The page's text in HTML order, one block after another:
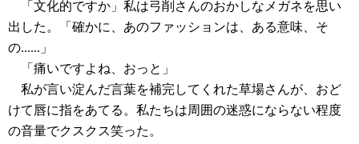
「文化的ですか」私は弓削さんのおかしなメガネを思い
出した。「確かに、あのファッションは、ある意味、そ
の......」
「痛いですよね、おっと」
私が言い淀んだ言葉を補完してくれた草場さんが、おど
けて唇に指をあてる。私たちは周囲の迷惑にならない程度
の音量でクスクス笑った。